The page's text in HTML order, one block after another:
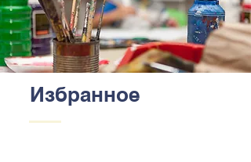
Избранное